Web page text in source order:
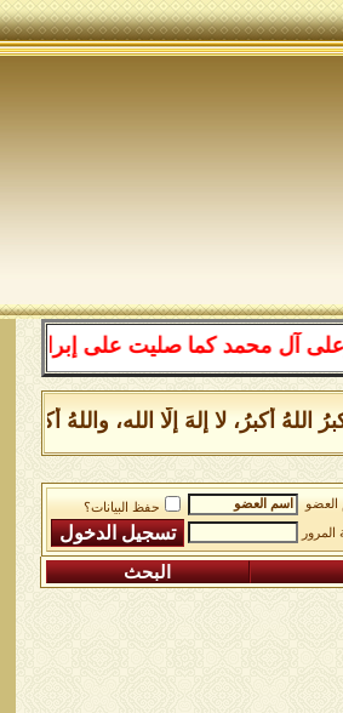
كما صليت على إبراهيم وعلى آل
أكبرُ، لا إلهَ إلَّا الله، واللهُ أكبر
العضو
حفظ البيانات؟
المرور
البحث